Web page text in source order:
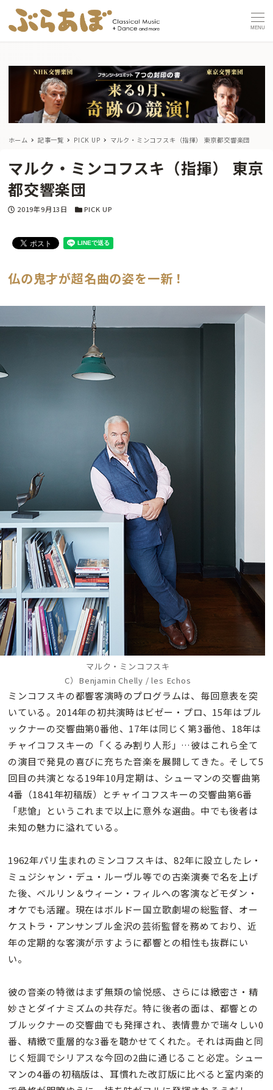
MENU
ホーム 記事一覧 PICK UP マルク・ミンコフスキ（指揮） 東京都交響楽団
マルク・ミンコフスキ（指揮） 東京
都交響楽団
投稿日
2019年9月13日 カテゴリー
PICK UP
仏の鬼才が超名曲の姿を一新！
マルク・ミンコフスキ
C）Benjamin Chelly / les Echos
ミンコフスキの都響客演時のプログラムは、毎回意表を突
いている。2014年の初共演時はビゼー・プロ、15年はブル
ックナーの交響曲第0番他、17年は同じく第3番他、18年は
チャイコフスキーの「くるみ割り人形」…彼はこれら全て
の演目で発見の喜びに充ちた音楽を展開してきた。そして5
回目の共演となる19年10月定期は、シューマンの交響曲第
4番（1841年初稿版）とチャイコフスキーの交響曲第6番
「悲愴」というこれまで以上に意外な選曲。中でも後者は
未知の魅力に溢れている。
1962年パリ生まれのミンコフスキは、82年に設立したレ・
ミュジシャン・デュ・ルーヴル等での古楽演奏で名を上げ
た後、ベルリン＆ウィーン・フィルへの客演などモダン・
オケでも活躍。現在はボルドー国立歌劇場の総監督、オー
ケストラ・アンサンブル金沢の芸術監督を務めており、近
年の定期的な客演が示すように都響との相性も抜群にい
い。
彼の音楽の特徴はまず無類の愉悦感、さらには緻密さ・精
妙さとダイナミズムの共存だ。特に後者の面は、都響との
ブルックナーの交響曲でも発揮され、表情豊かで瑞々しい0
番、精緻で重層的な3番を聴かせてくれた。それは両曲と同
じく短調でシリアスな今回の2曲に通じること必定。シュー
マンの4番の初稿版は、耳慣れた改訂版に比べると室内楽的